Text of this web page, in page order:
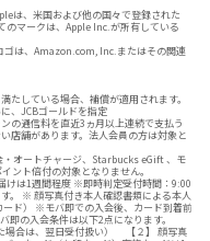
は、米国および他の国々で登録された
のマークは、Apple Inc.が所有している
は、Amazon.com, Inc.またはその関連
している場合、補償が適用されます。
、JCBゴールドを指定
の通信料を直近3ヵ月以上連続で支払う
店舗があります。法人会員の方は対象と
オートチャージ、Starbucks eGift 、モ
ント倍付の対象となりません。
けは1週間程度 ※即時判定受付時間：9:00
。 ※ 顔写真付き本人確認書類による本人
ド） ※モバ即での入会後、カード到着前
即の入会条件は以下2点になります。
場合は、翌日受付扱い） 【２】 顔写真